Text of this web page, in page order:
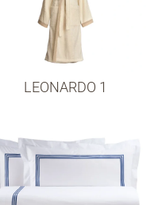
LEONARDO 1